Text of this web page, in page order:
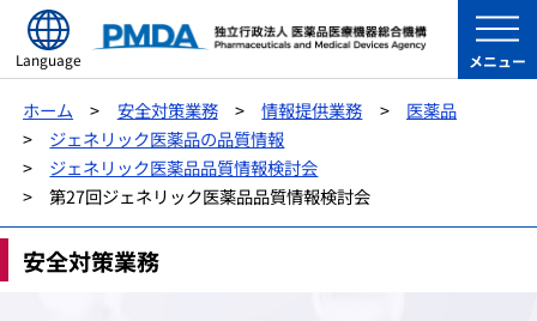
Language メニュー
ホーム 安全対策業務 情報提供業務
医薬品
ジェネリック医薬品の品質情報
ジェネリック医薬品品質情報検討会
第27回ジェネリック医薬品品質情報検討会
安全対策業務